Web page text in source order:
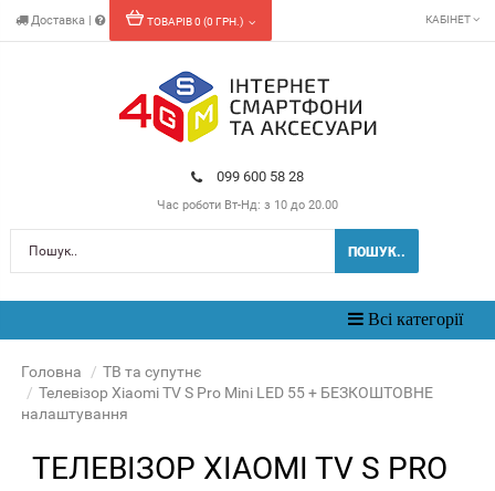
Доставка | КАБІНЕТ
099 600 58 28
Час роботи Вт-Нд: з 10 до 20.00
ТОВАРІВ 0 (0 ГРН.)
ПОШУК..
Toggle
navigation
Всі категорії
Головна
ТВ та супутнє
Телевізор Xiaomi TV S Pro Mini LED 55 + БЕЗКОШТОВНЕ
налаштування
ТЕЛЕВІЗОР XIAOMI TV S PRO